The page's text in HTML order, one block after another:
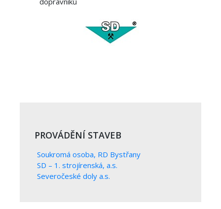
PROVÁDĚNÍ STAVEB
Soukromá osoba, RD Bystřany
SD – 1. strojírenská, a.s.
Severočeské doly a.s.